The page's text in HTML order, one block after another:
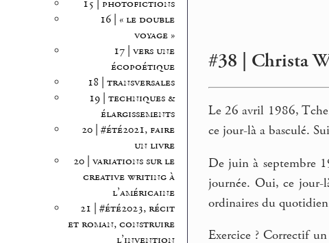
15 | photofictions
16 | « le double
voyage »
17 | vers une
écopoétique
18 | transversales
19 | techniques &
élargissements
20 | #été2021, faire
un livre
20 | variations sur le
creative writing à
l’américaine
21 | #été2023, récit
et roman, construire
l’invention
#38 | Christa
Le 26 avril 1986,
ce jour-là a basculé.
De juin à septembre
journée. Oui, ce jour-
ordinaires du
Exercice ? Correctif